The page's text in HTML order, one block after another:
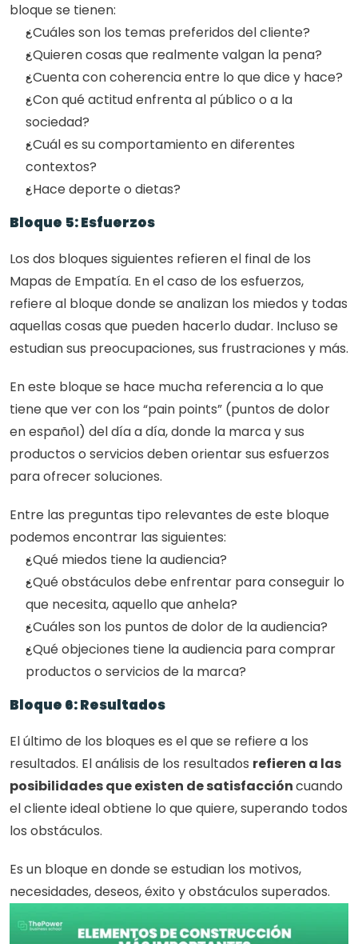
bloque se tienen:
¿Cuáles son los temas preferidos del cliente?
¿Quieren cosas que realmente valgan la pena?
¿Cuenta con coherencia entre lo que dice y hace?
¿Con qué actitud enfrenta al público o a la
sociedad?
¿Cuál es su comportamiento en diferentes
contextos?
¿Hace deporte o dietas?
Bloque 5: Esfuerzos
Los dos bloques siguientes refieren el final de los
Mapas de Empatía. En el caso de los esfuerzos,
refiere al bloque donde se analizan los miedos y todas
aquellas cosas que pueden hacerlo dudar. Incluso se
estudian sus preocupaciones, sus frustraciones y más.
En este bloque se hace mucha referencia a lo que
tiene que ver con los “pain points” (puntos de dolor
en español) del día a día, donde la marca y sus
productos o servicios deben orientar sus esfuerzos
para ofrecer soluciones.
Entre las preguntas tipo relevantes de este bloque
podemos encontrar las siguientes:
¿Qué miedos tiene la audiencia?
¿Qué obstáculos debe enfrentar para conseguir lo
que necesita, aquello que anhela?
¿Cuáles son los puntos de dolor de la audiencia?
¿Qué objeciones tiene la audiencia para comprar
productos o servicios de la marca?
Bloque 6: Resultados
El último de los bloques es el que se refiere a los
resultados. El análisis de los resultados refieren a las
posibilidades que existen de satisfacción cuando
el cliente ideal obtiene lo que quiere, superando todos
los obstáculos.
Es un bloque en donde se estudian los motivos,
necesidades, deseos, éxito y obstáculos superados.